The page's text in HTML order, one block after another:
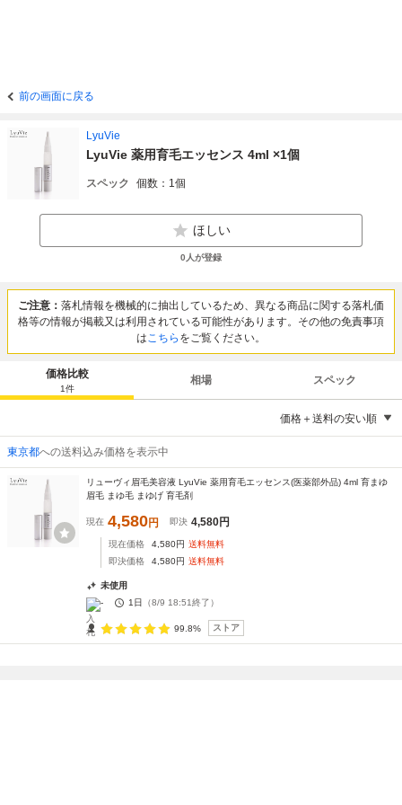
前の画面に戻る
LyuVie
LyuVie 薬用育毛エッセンス 4ml ×1個
スペック 個数：1個
ほしい
0 人が登録
ご注意： 落札情報を機械的に抽出しているため、異なる商品に関する落札価
格等の情報が掲載又は利用されている可能性があります。その他の免責事項
はこちら をご覧ください。
価格比較
1件
相場 スペック
価格＋送料の安い順
東京都への送料込み価格を表示中
リューヴィ眉毛美容液 LyuVie 薬用育毛エッセンス(医薬部外品) 4ml 育まゆ
眉毛 まゆ毛 まゆげ 育毛剤
現在 4,580円 即決 4,580円
現在価格 4,580円 送料無料
即決価格
4,580円 送料無料
未使用
-
1日 （8/9 18:51終了）
99.8% ストア